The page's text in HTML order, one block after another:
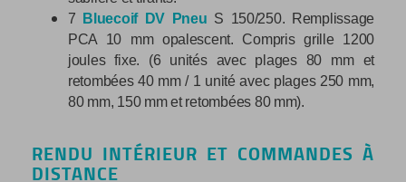
7
Bluecoif DV Pneu S 150/250. Remplissage
PCA 10 mm opalescent. Compris grille 1200
joules fixe. (6 unités avec plages 80 mm et
retombées 40 mm / 1 unité avec plages 250 mm,
80 mm, 150 mm et retombées 80 mm).
RENDU INTÉRIEUR ET COMMANDES À
DISTANCE